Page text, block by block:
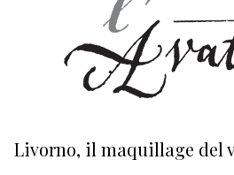
Livorno, il maquillage del